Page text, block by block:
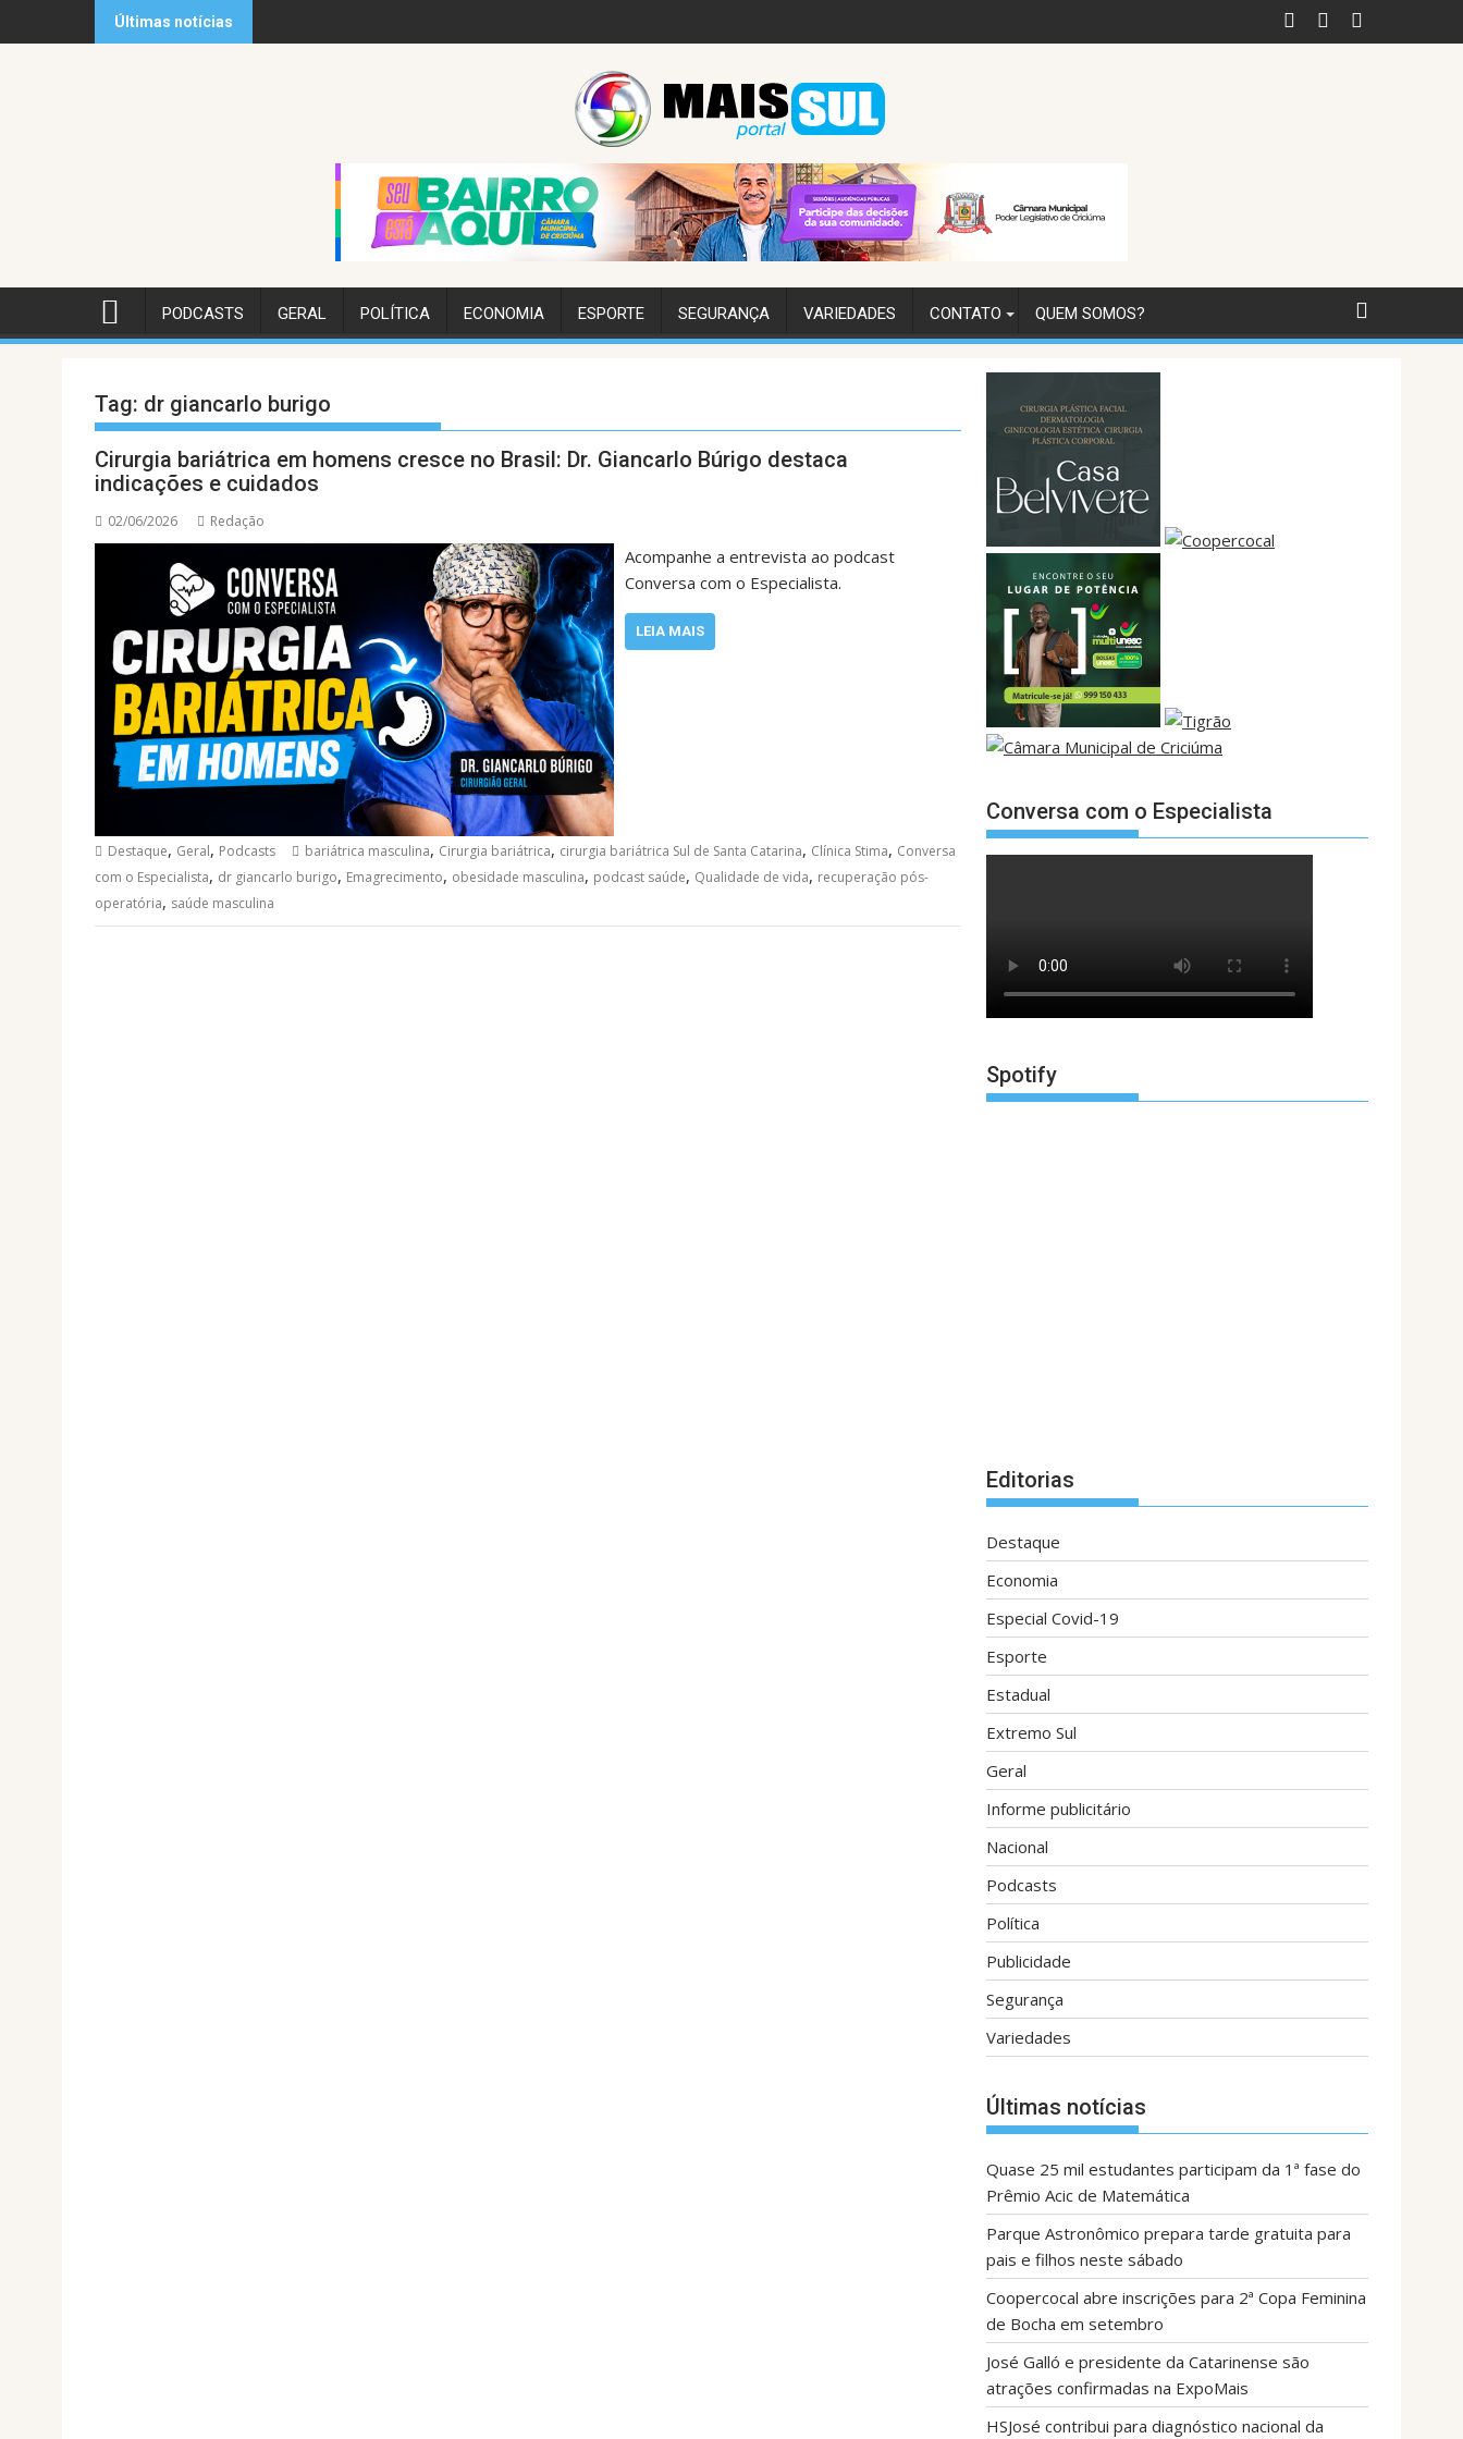
to
Últimas notícias
PODCASTS GERAL POLÍTICA ECONOMIA ESPORTE SEGURANÇA VARIEDADES CONTATO QUEM SOMOS?
Tag: dr giancarlo burigo
Cirurgia bariátrica em homens cresce no Brasil: Dr. Giancarlo Búrigo destaca
indicações e cuidados
02/06/2026 Redação
Acompanhe a entrevista ao podcast
Conversa com o Especialista.
LEIA MAIS
Destaque, Geral, Podcasts bariátrica masculina, Cirurgia bariátrica, cirurgia bariátrica Sul de Santa Catarina, Clínica Stima, Conversa
com o Especialista, dr giancarlo burigo, Emagrecimento, obesidade masculina, podcast saúde, Qualidade de vida, recuperação pós-
operatória, saúde masculina
Conversa com o Especialista
Spotify
Editorias
Destaque
Economia
Especial Covid-19
Esporte
Estadual
Extremo Sul
Geral
Informe publicitário
Nacional
Podcasts
Política
Publicidade
Segurança
Variedades
Últimas notícias
Quase 25 mil estudantes participam da 1ª fase do
Prêmio Acic de Matemática
Parque Astronômico prepara tarde gratuita para
pais e filhos neste sábado
Coopercocal abre inscrições para 2ª Copa Feminina
de Bocha em setembro
José Galló e presidente da Catarinense são
atrações confirmadas na ExpoMais
HSJosé contribui para diagnóstico nacional da